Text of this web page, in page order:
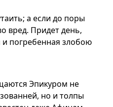
а если до поры
вред. Придет день,
и погребенная злобою
Эпикуром не
но и толпы